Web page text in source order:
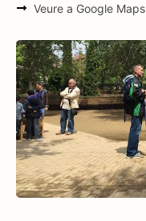
Veure a Google Maps